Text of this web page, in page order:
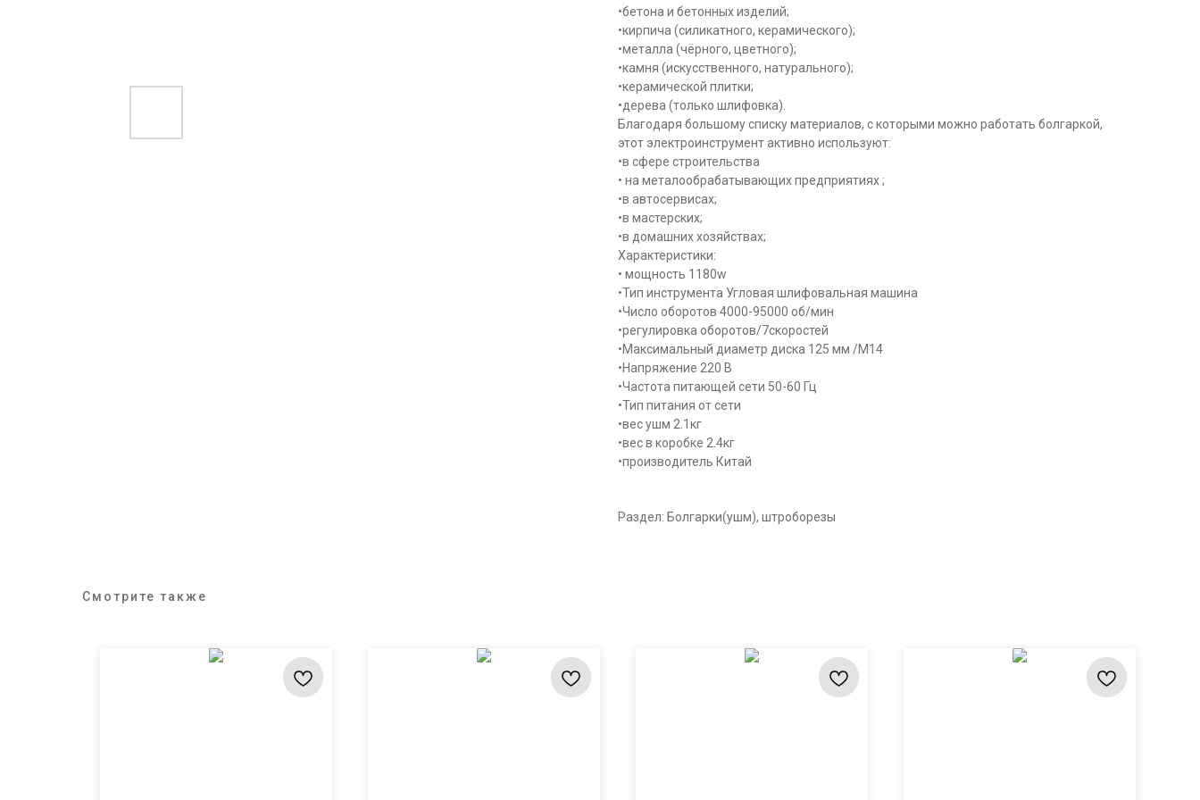
•бетона и бетонных изделий;
•кирпича (силикатного, керамического);
•металла (чёрного, цветного);
•камня (искусственного, натурального);
•керамической плитки;
•дерева (только шлифовка).
Благодаря большому списку материалов, с которыми можно работать болгаркой,
этот электроинструмент активно используют:
•в сфере строительства
• на металообрабатывающих предприятиях ;
•в автосервисах;
•в мастерских;
•в домашних хозяйствах;
Характеристики:
• мощность 1180w
•Тип инструмента Угловая шлифовальная машина
•Число оборотов 4000-95000 об/мин
•регулировка оборотов/7скоростей
•Максимальный диаметр диска 125 мм /М14
•Напряжение 220 B
•Частота питающей сети 50-60 Гц
•Тип питания от сети
•вес ушм 2.1кг
•вес в коробке 2.4кг
•производитель Китай
Раздел: Болгарки(ушм), штроборезы
Смотрите также